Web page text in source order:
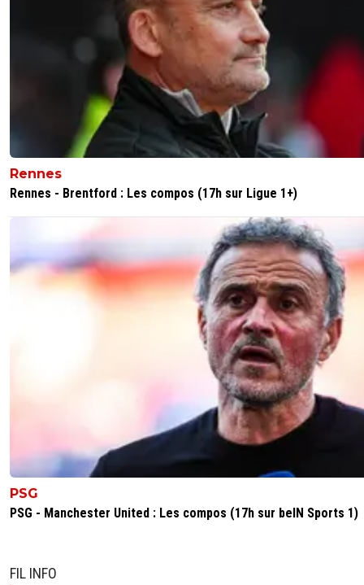
Rennes
Rennes - Brentford : Les compos (17h sur Ligue 1+)
PSG
PSG - Manchester United : Les compos (17h sur beIN Sports 1)
FIL INFO